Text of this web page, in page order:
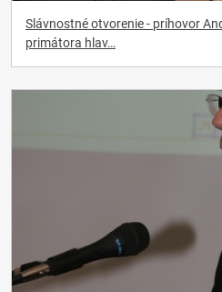
Slávnostné otvorenie - príhovor
primátora hlav…